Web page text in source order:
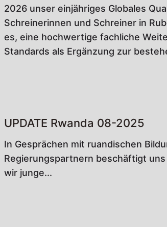
2026 unser einjähriges Globales
Schreinerinnen und Schreiner in
es, eine hochwertige fachliche
Standards als Ergänzung zur
UPDATE Rwanda 08-2025
In Gesprächen mit ruandischen
Regierungspartnern beschäftigt
wir junge...